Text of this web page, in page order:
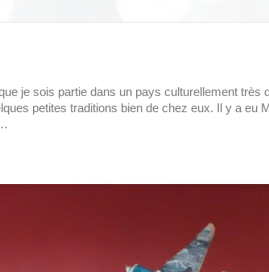
je sois partie dans un pays culturellement très
petites traditions bien de chez eux. Il y a eu